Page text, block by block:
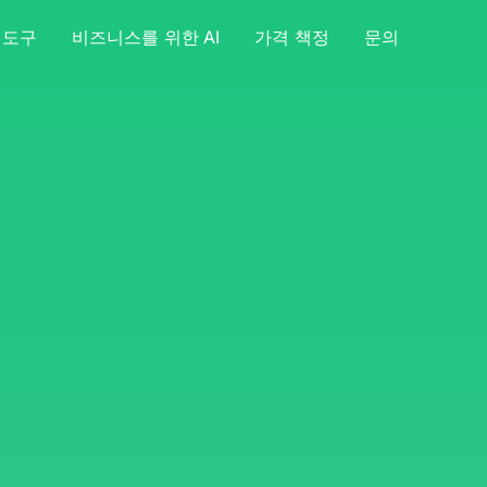
구 비즈니스를 위한 AI 가격 책정 문의